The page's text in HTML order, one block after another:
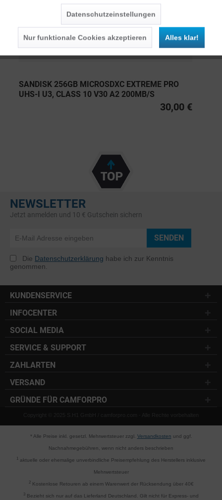
SANDISK 256GB MICROSDXC EXTREME PRO
UHS-I U3, CLASS 10 V30 A2 200MB/S
30,00 €
NEWSLETTER
Jetzt anmelden und 10 € Gutschein sichern
SENDEN
Die Datenschutzerklärung habe ich zur Kenntnis
genommen.
KUNDENSERVICE
INFOCENTER
SOCIAL MEDIA
SERVICE & SUPPORT
ZAHLARTEN
VERSAND
GRÜNDE FÜR CAMFORPRO
Copyright © 2025 S.H1 GmbH / camforpro.com - Alle Rechte vorbehalten
* Alle Preise inkl. gesetzl. Mehrwertsteuer zzgl. Versandkosten und ggf.
Nachnahmegebühren, wenn nicht anders beschrieben
aktuelle oder ehemalige unverbindliche Preisempfehlung des Herstellers inklusive
Mehrwertsteuer
2Kostenlose Retouren ab einem Warenwert der Rücksendung über 40€
3 Bezieht sich nur auf das Lieferland Deutschland. Gilt nicht für Express- und
Datenschutzeinstellungen
Nur funktionale Cookies akzeptieren Alles klar!